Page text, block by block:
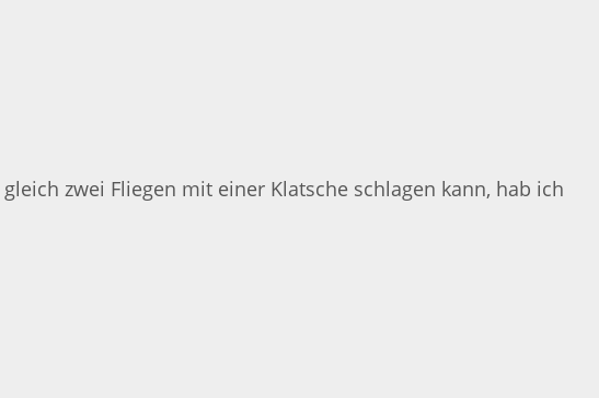
zwei Fliegen mit einer Klatsche schlagen kann, hab ich